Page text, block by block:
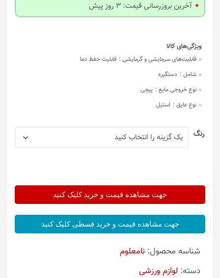
آخرین بروزرسانی قیمت: 3 روز پیش
قابلیت‌های سرمایشی و گرمایشی : قابلیت حفظ دما
شامل : دستگیره
نوع خروجی مایع : پیچی
نوع عایق : استیل
رنگ
جهت مشاهده قیمت و خرید کلیک کنید
جهت مشاهده قیمت و خرید قسطی کلیک کنید
شناسه محصول: نامعلوم
دسته: لوازم ورزشی